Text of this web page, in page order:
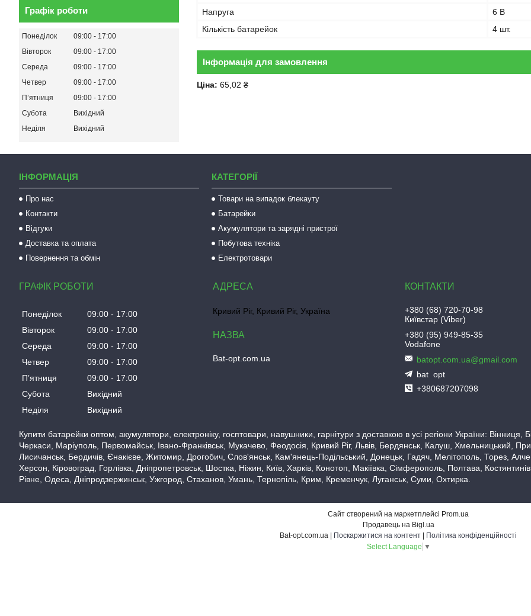
Напруга
6 В
Кількість батарейок
4 шт.
Інформація для замовлення
Ціна: 65,02 ₴
Графік роботи
Понеділок 09:00
17:00
Вівторок
09:00
17:00
Середа
09:00
17:00
Четвер
09:00
17:00
Пʼятниця
09:00
17:00
Субота
Вихідний
Неділя
Вихідний
ІНФОРМАЦІЯ
Про нас
Контакти
Відгуки
Доставка та оплата
Повернення та обмін
КАТЕГОРІЇ
Товари на випадок блекауту
Батарейки
Акумулятори та зарядні пристрої
Побутова техніка
Електротовари
ГРАФІК РОБОТИ
Понеділок 09:00
17:00
Вівторок
09:00
17:00
Середа
09:00
17:00
Четвер
09:00
17:00
Пʼятниця
09:00
17:00
Субота
Вихідний
Неділя
Вихідний
Кривий Ріг, Кривий Ріг, Україна
Bat-opt.com.ua
+380 (68) 720-70-98
Київстар (Viber)
+380 (95) 949-85-35
Vodafone
batopt.com.ua@gmail.com
bat_opt
+380687207098
Купити батарейки оптом, акумулятори, електроніку, госптовари, навушники, гарнітури з доставкою в усі регіони України:
Черкаси, Маріуполь, Первомайськ, Івано-Франківськ, Мукачево, Феодосія, Кривий Ріг, Львів, Бердянськ, Калуш, Хмельницький,
Лисичанськ, Бердичів, Єнакієве, Житомир, Дрогобич, Слов'янськ, Кам'янець-Подільський, Донецьк, Гадяч, Мелітополь, Торез,
Херсон, Кіровоград, Горлівка, Дніпропетровськ, Шостка, Ніжин, Київ, Харків, Конотоп, Макіївка, Сімферополь, Полтава,
Рівне, Одеса, Дніпродзержинськ, Ужгород, Стаханов, Умань, Тернопіль, Крим, Кременчук, Луганськ, Суми, Охтирка.
Сайт створений на маркетплейсі Prom.ua
Продавець на Bigl.ua
Поскаржитися на контент
Політика конфіденційності
Select Language ▼